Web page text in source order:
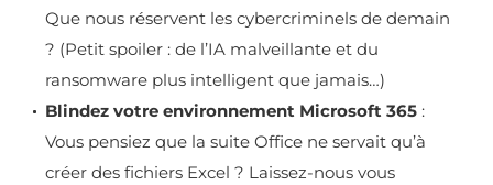
Que nous réservent les cybercriminels de demain
? (Petit spoiler : de l’IA malveillante et du
ransomware plus intelligent que jamais…)
Blindez votre environnement Microsoft 365 :
Vous pensiez que la suite Office ne servait qu’à
créer des fichiers Excel ? Laissez-nous vous